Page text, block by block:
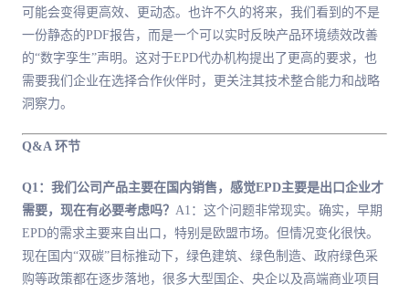
可能会变得更高效、更动态。也许不久的将来，我们看到的不是
一份静态的PDF报告，而是一个可以实时反映产品环境绩效改善
的“数字孪生”声明。这对于EPD代办机构提出了更高的要求，也
需要我们企业在选择合作伙伴时，更关注其技术整合能力和战略
洞察力。
Q&A 环节
Q1：我们公司产品主要在国内销售，感觉EPD主要是出口企业才
需要，现在有必要考虑吗？ A1：这个问题非常现实。确实，早期
EPD的需求主要来自出口，特别是欧盟市场。但情况变化很快。
现在国内“双碳”目标推动下，绿色建筑、绿色制造、政府绿色采
购等政策都在逐步落地，很多大型国企、央企以及高端商业项目